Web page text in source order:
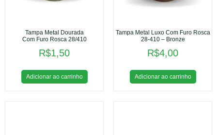
Tampa Metal Dourada
Com Furo Rosca 28/410
R$1,50
Adicionar ao carrinho
Tampa Metal Luxo Com Furo Rosca
28-410 – Bronze
R$4,00
Adicionar ao carrinho